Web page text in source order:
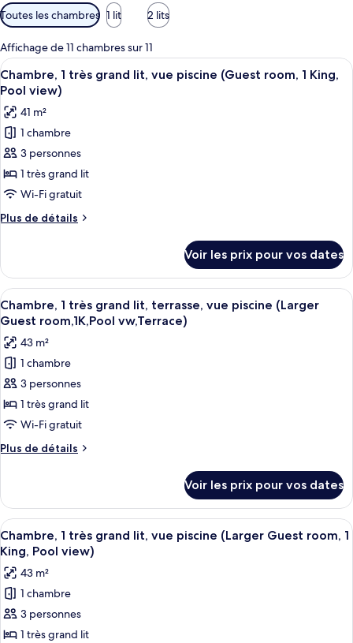
Filtres
disponibles
pour
les
chambres
Toutes les chambres 1 lit 2 lits
Affichage de 11 chambres sur 11
Afficher
toutes
les
photos
pour
ce
type
de
chambre :
Chambre,
très
grand
lit,
vue
piscine
(Guest
room,
1
King,
Pool
view)
Une chambre d’hôtel avec un
6
Chambre, 1 très grand lit, vue piscine (Guest room, 1 King,
Pool view)
41 m²
1 chambre
3 personnes
1 très grand lit
Wi-Fi gratuit
Plus de détails
Plus
le
type
de
chambre
très
grand
lit,
vue
(Guest
room,
1
view)
Voir les prix pour vos dates
Afficher
toutes
les
photos
pour
ce
type
de
chambre :
Chambre,
très
grand
lit,
terrasse,
vue
piscine
(Larger
Guest
Une chambre d’hôtel dotée d’une
7
Chambre, 1 très grand lit, terrasse, vue piscine (Larger
Guest room,1K,Pool vw,Terrace)
43 m²
1 chambre
3 personnes
1 très grand lit
Wi-Fi gratuit
Plus de détails
Plus
le
type
de
chambre
Chambre,
très
grand
lit,
terrasse,
Voir les prix pour vos dates
Afficher
toutes
les
photos
pour
ce
type
Une chambre d’hôtel moderne
10
Chambre, 1 très grand lit, vue piscine (Larger Guest room, 1
King, Pool view)
43 m²
1 chambre
3 personnes
1 très grand lit